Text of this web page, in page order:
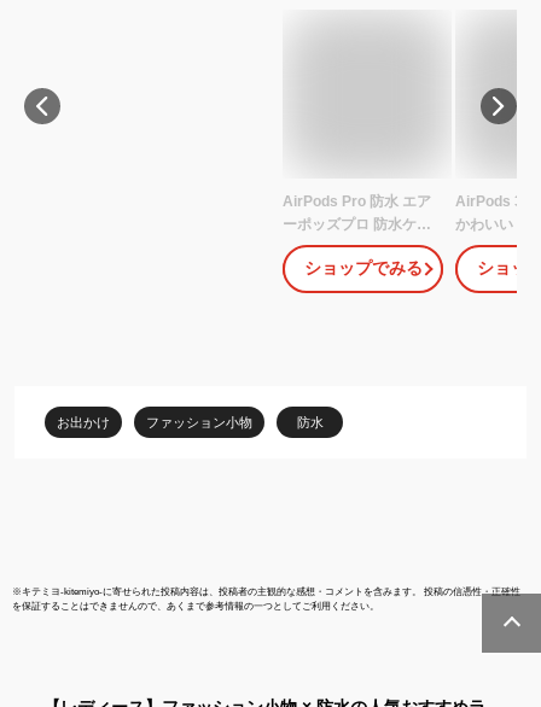
AirPods Pro 防水 エア
ーポッズプロ 防水ケー
ス IP67 シリコンケース
シンプル WATER
PROOF Case for
ラビナ付き ケーススタ
ディ
ショップでみる
AirPods 3
かわいい
ス 高級感 お
airpods
水 防塵 エ
ショッ
お出かけ ファッション小物 防水
※キテミヨ-kitemiyo-に寄せられた投稿内容は、投稿者の主観的な感想・コメントを含みます。 投稿の信憑性・正確性
を保証することはできませんので、あくまで参考情報の一つとしてご利用ください。